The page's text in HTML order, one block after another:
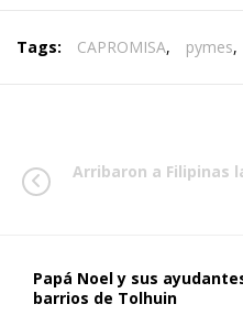
Tags: CAPROMISA, pymes,
Arribaron a Filipinas
Papá Noel y sus
barrios de Tolhuin